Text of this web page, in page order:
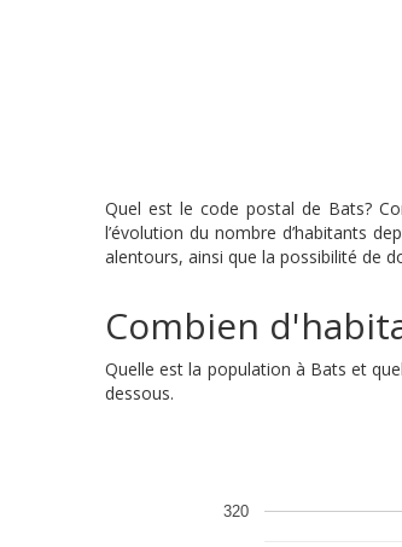
Quel est le code postal de Bats?
l’évolution du nombre d’habitants
alentours, ainsi que la possibilité de
Combien
Quelle est la population à Bats et
dessous.
320